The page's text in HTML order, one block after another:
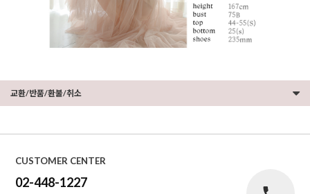
교환/반품/환불/취소
CUSTOMER CENTER
02-448-1227